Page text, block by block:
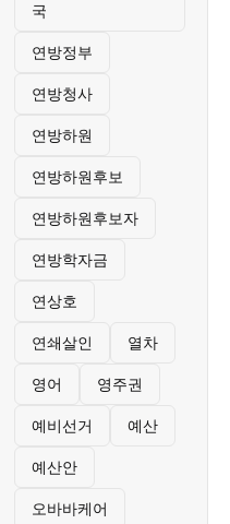
국
연방정부
연방청사
연방하원
연방하원후보
연방하원후보자
연방학자금
연상호
연쇄살인 열차
영어 영주권
예비선거 예산
예산안
오바바케어